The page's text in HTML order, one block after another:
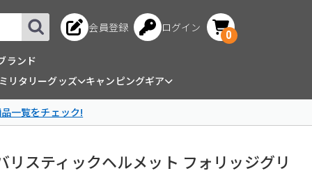
会員登録 ログイン
0
ランド
リタリーグッズ
キャンピングギア
一覧をチェック!
スティックヘルメット フォリッジグリ